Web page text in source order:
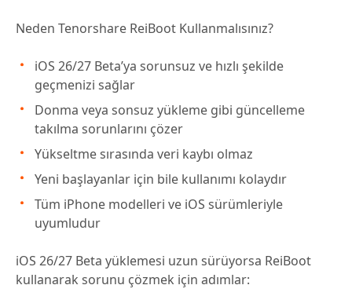
Neden Tenorshare ReiBoot Kullanmalısınız?
iOS 26/27 Beta’ya sorunsuz ve hızlı şekilde
geçmenizi sağlar
Donma veya sonsuz yükleme gibi güncelleme
takılma sorunlarını çözer
Yükseltme sırasında veri kaybı olmaz
Yeni başlayanlar için bile kullanımı kolaydır
Tüm iPhone modelleri ve iOS sürümleriyle
uyumludur
iOS 26/27 Beta yüklemesi uzun sürüyorsa ReiBoot
kullanarak sorunu çözmek için adımlar: